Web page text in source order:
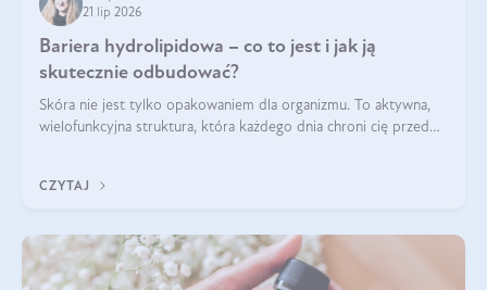
21 lip 2026
Bariera hydrolipidowa – co to jest i jak ją
skutecznie odbudować?
Skóra nie jest tylko opakowaniem dla organizmu. To aktywna,
wielofunkcyjna struktura, która każdego dnia chroni cię przed
bariera hydrolipidowa.
CZYTAJ